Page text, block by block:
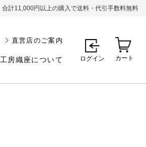
合計11,000円以上の購入で送料・代引手数料無料
工房織座について
直営店のご案内
ログイン カート